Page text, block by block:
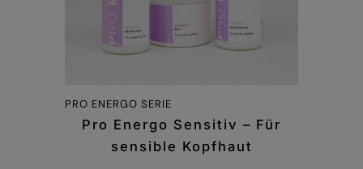
PRO ENERGO SERIE
Pro Energo Sensitiv – Für
sensible Kopfhaut